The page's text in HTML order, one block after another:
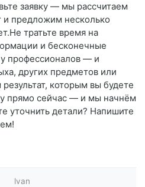
заявку — мы рассчитаем
и предложим несколько
тратьте время на
и бесконечные
профессионалов — и
других предметов или
которым вы будете
прямо сейчас — и мы начнём
уточнить детали? Напишите
lvan